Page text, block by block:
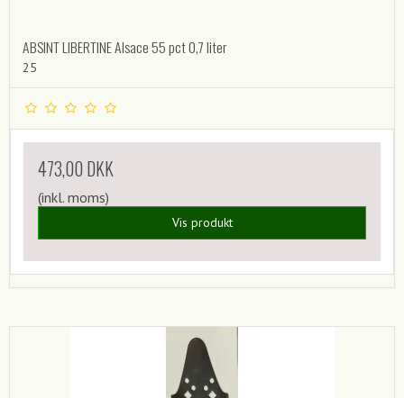
ABSINT LIBERTINE Alsace 55 pct 0,7 liter
25
473,00 DKK
(inkl. moms)
Vis produkt